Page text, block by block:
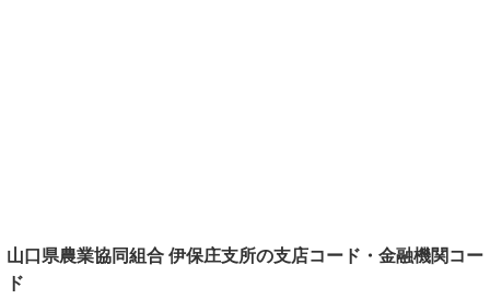
山口県農業協同組合 伊保庄支所の支店コード・金融機関コー
ド